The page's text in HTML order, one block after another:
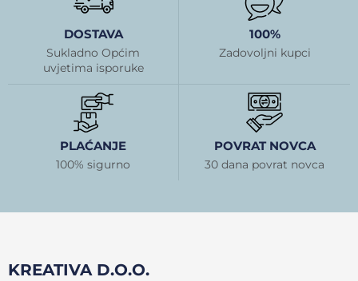
DOSTAVA
Sukladno Općim
uvjetima isporuke
100%
Zadovoljni kupci
PLAĆANJE
100% sigurno
POVRAT NOVCA
30 dana povrat novca
KREATIVA D.O.O.